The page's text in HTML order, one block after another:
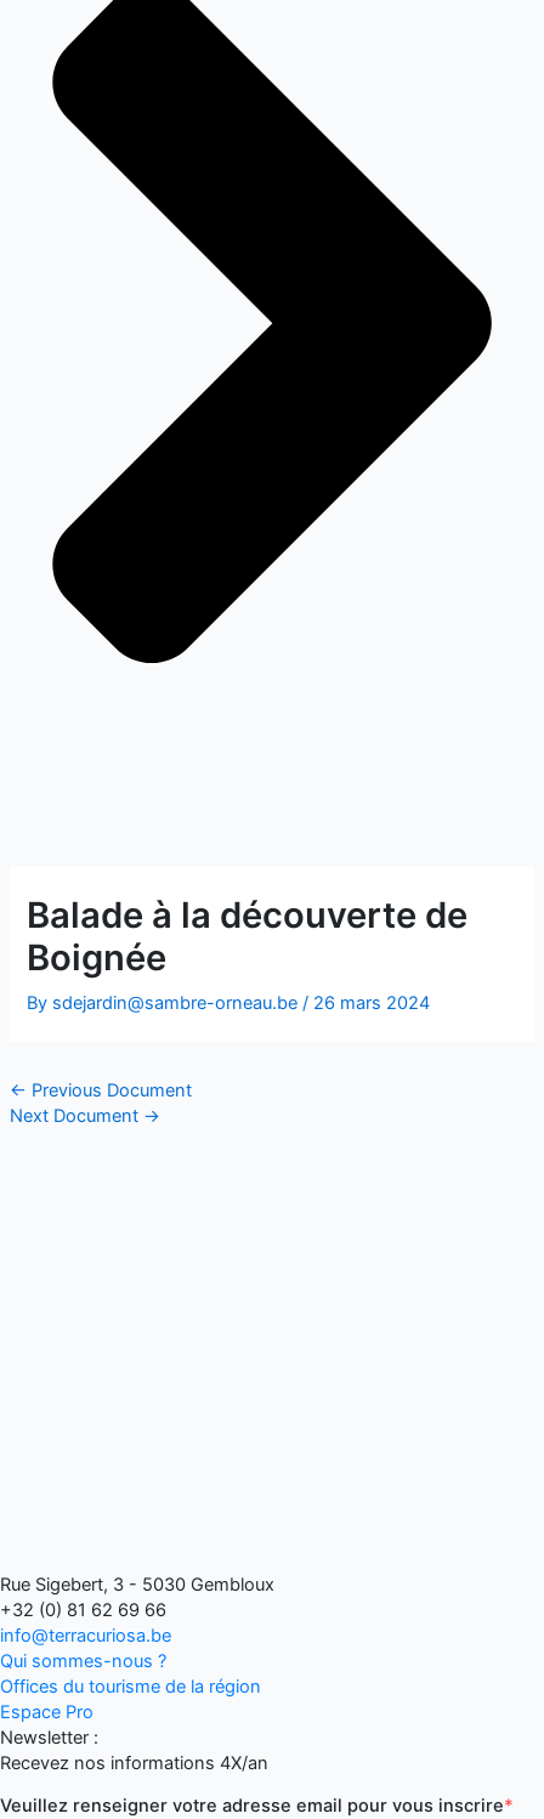
Balade à la découverte de
Boignée
By sdejardin@sambre-orneau.be / 26 mars 2024
← Previous Document
Next Document →
Rue Sigebert, 3 - 5030 Gembloux
+32 (0) 81 62 69 66
info@terracuriosa.be
Qui sommes-nous ?
Offices du tourisme de la région
Espace Pro
Newsletter :
Recevez nos informations 4X/an
Veuillez renseigner votre adresse email pour vous inscrire